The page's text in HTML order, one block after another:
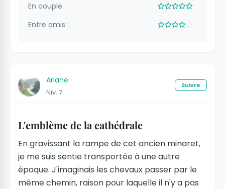
En couple :
Entre amis :
Ariane
Niv. 7
Suivre
L'emblème de la cathédrale
En gravissant la rampe de cet ancien minaret,
je me suis sentie transportée à une autre
époque. J'imaginais les chevaux passer par le
même chemin, raison pour laquelle il n'y a pas